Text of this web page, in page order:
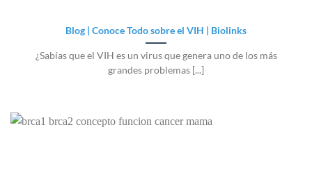
Blog | Conoce Todo sobre el VIH | Biolinks
¿Sabías que el VIH es un virus que genera uno de los más
grandes problemas [...]